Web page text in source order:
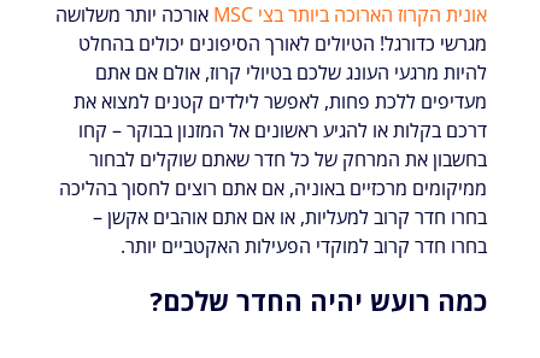
אונית הקרוז הארוכה ביותר בצי MSC
אורכה יותר משלושה
מגרשי כדורגל! הטיולים לאורך הסיפונים יכולים בהחלט
להיות מרגעי העונג שלכם בטיולי קרוז, אולם אם אתם
מעדיפים ללכת פחות, לאפשר לילדים קטנים למצוא את
דרכם בקלות או להגיע ראשונים אל המזנון בבוקר – קחו
בחשבון את המרחק של כל חדר שאתם שוקלים לבחור
ממיקומים מרכזיים באוניה, אם אתם רוצים לחסוך בהליכה
בחרו חדר קרוב למעליות, או אם אתם אוהבים אקשן –
בחרו חדר קרוב למוקדי הפעילות האקטביים יותר.
כמה רועש יהיה החדר שלכם?